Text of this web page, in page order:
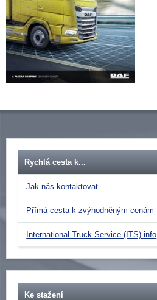
Rychlá cesta k...
Jak nás kontaktovat
Přímá cesta k zvýhodněným cenám
International Truck Service (ITS) info
Ke stažení